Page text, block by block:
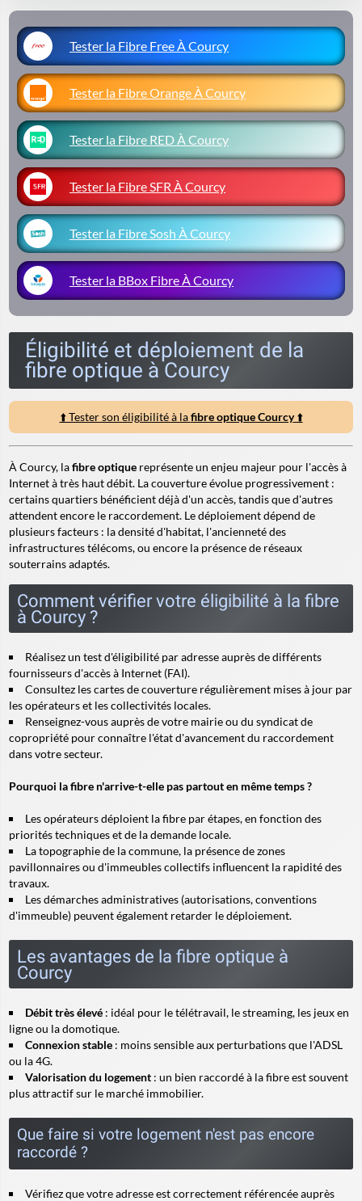
Tester la Fibre Free À Courcy
Tester la Fibre Orange À Courcy
Tester la Fibre RED À Courcy
Tester la Fibre SFR À Courcy
Tester la Fibre Sosh À Courcy
Tester la BBox Fibre À Courcy
Éligibilité et déploiement de la
fibre optique à Courcy
⬆️ Tester son éligibilité à lafibre optique Courcy⬆️
À Courcy, lafibre optique représente un enjeu majeur pour l'accès à
Internet à très haut débit. La couverture évolue progressivement :
certains quartiers bénéficient déjà d'un accès, tandis que d'autres
attendent encore le raccordement. Le déploiement dépend de
plusieurs facteurs : la densité d'habitat, l'ancienneté des
infrastructures télécoms, ou encore la présence de réseaux
souterrains adaptés.
Comment vérifier votre éligibilité à la fibre
à Courcy ?
Réalisez un test d'éligibilité par adresse auprès de différents
fournisseurs d'accès à Internet (FAI).
Consultez les cartes de couverture régulièrement mises à jour par
les opérateurs et les collectivités locales.
Renseignez-vous auprès de votre mairie ou du syndicat de
copropriété pour connaître l'état d'avancement du raccordement
dans votre secteur.
Pourquoi la fibre n'arrive-t-elle pas partout en même temps ?
Les opérateurs déploient la fibre par étapes, en fonction des
priorités techniques et de la demande locale.
La topographie de la commune, la présence de zones
pavillonnaires ou d'immeubles collectifs influencent la rapidité des
travaux.
Les démarches administratives (autorisations, conventions
d'immeuble) peuvent également retarder le déploiement.
Les avantages de la fibre optique à
Courcy
Débit très élevé : idéal pour le télétravail, le streaming, les jeux en
ligne ou la domotique.
Connexion stable : moins sensible aux perturbations que l'ADSL
ou la 4G.
Valorisation du logement : un bien raccordé à la fibre est souvent
plus attractif sur le marché immobilier.
Que faire si votre logement n'est pas encore
raccordé ?
Vérifiez que votre adresse est correctement référencée auprès